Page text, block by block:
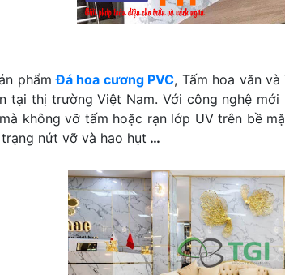
phẩmĐá hoa cương PVC, Tấm hoa văn
tại thị trường Việt Nam. Với công nghệ
không vỡ tấm hoặc rạn lớp UV trên bề
nứt vỡ và hao hụt …